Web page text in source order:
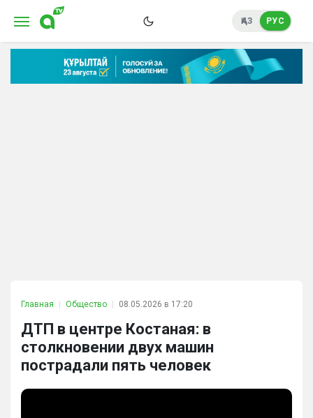
ҚАЗ РУС
Главная Общество 08.05.2026 в 17:20
ДТП в центре Костаная: в
столкновении двух машин
пострадали пять человек